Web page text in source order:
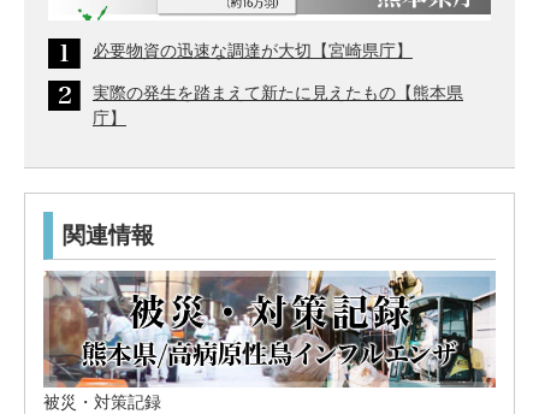
必要物資の迅速な調達が大切【宮崎県庁】
実際の発生を踏まえて新たに見えたもの【熊本県
庁】
関連情報
被災・対策記録